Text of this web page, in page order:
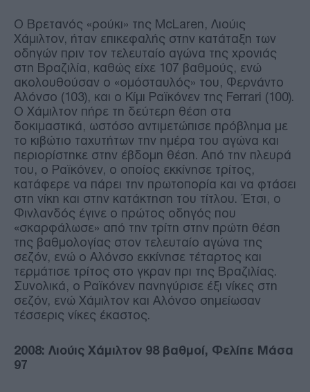
Ο Βρετανός «ρούκι» της McLaren, Λιούις
Χάμιλτον, ήταν επικεφαλής στην κατάταξη των
οδηγών πριν τον τελευταίο αγώνα της χρονιάς
στη Βραζιλία, καθώς είχε 107 βαθμούς, ενώ
ακολουθούσαν ο «ομόσταυλός» του, Φερνάντο
Αλόνσο (103), και ο Κίμι Ραϊκόνεν της Ferrari (100).
Ο Χάμιλτον πήρε τη δεύτερη θέση στα
δοκιμαστικά, ωστόσο αντιμετώπισε πρόβλημα με
το κιβώτιο ταχυτήτων την ημέρα του αγώνα και
περιορίστηκε στην έβδομη θέση. Από την πλευρά
του, ο Ραϊκόνεν, ο οποίος εκκίνησε τρίτος,
κατάφερε να πάρει την πρωτοπορία και να φτάσει
στη νίκη και στην κατάκτηση του τίτλου. Έτσι, ο
Φινλανδός έγινε ο πρώτος οδηγός που
«σκαρφάλωσε» από την τρίτη στην πρώτη θέση
της βαθμολογίας στον τελευταίο αγώνα της
σεζόν, ενώ ο Αλόνσο εκκίνησε τέταρτος και
τερμάτισε τρίτος στο γκραν πρι της Βραζιλίας.
Συνολικά, ο Ραϊκόνεν πανηγύρισε έξι νίκες στη
σεζόν, ενώ Χάμιλτον και Αλόνσο σημείωσαν
τέσσερις νίκες έκαστος.
2008: Λιούις Χάμιλτον 98 βαθμοί, Φελίπε Μάσα
97